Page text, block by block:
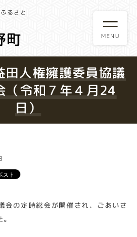
るさと
田人権擁護委員協議
（令和７年４月24
日）
会の定時総会が開催され、ごあいさ